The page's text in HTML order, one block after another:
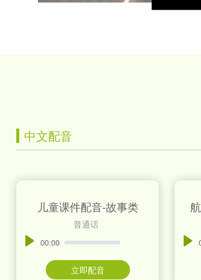
中文配音
儿童课件配音-故事类
普通话
00:00
立即配音